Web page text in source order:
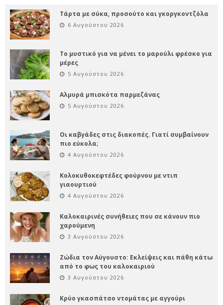
Τάρτα με σύκα, προσούτο και γκοργκοντζόλα
6 Αυγούστου 2026
Το μυστικό για να μένει το μαρούλι φρέσκο για
μέρες
5 Αυγούστου 2026
Αλμυρά μπισκότα παρμεζάνας
5 Αυγούστου 2026
Οι καβγάδες στις διακοπές. Γιατί συμβαίνουν
πιο εύκολα;
4 Αυγούστου 2026
Κολοκυθοκεφτέδες φούρνου με ντιπ
γιαουρτιού
4 Αυγούστου 2026
Καλοκαιρινές συνήθειες που σε κάνουν πιο
χαρούμενη
3 Αυγούστου 2026
Ζώδια τον Αύγουστο: Εκλείψεις και πάθη κάτω
από το φως του καλοκαιριού
3 Αυγούστου 2026
Κρύο γκασπάτσο ντομάτας με αγγούρι